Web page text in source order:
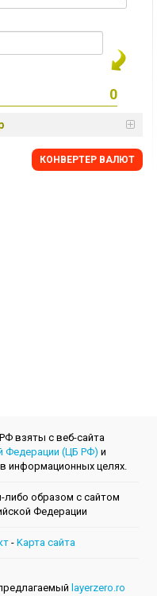
КОНВЕРТЕР ВАЛЮТ
взяты с веб-сайта
Федерации (ЦБ РФ) и
информационных целях.
либо образом с сайтом
Федерации
- Kарта сайта
layerzero.ro